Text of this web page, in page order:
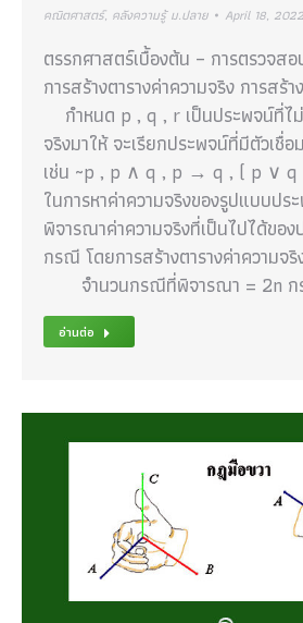
คณิตศาสตร์, คลังความรู้ ม.ปลาย April 18, 2022
ตรรกศาสตร์เบื้องต้น – การตรวจส
การสร้างตารางค่าความจริง การสร้
กำหนด p , q , r เป็นประพจน์ที่ไ
จริงมาให้ จะเรียกประพจน์ที่มีตัวเชื่
เช่น ~p , p ∧ q , p → q , ( p ∨
ในการหาค่าความจริงของรูปแบบปร
พิจารณาค่าความจริงที่เป็นไปได้ขอ
กรณี โดยการสร้างตารา
จำนวนกรณีที่พิจารณา =
อ่านต่อ